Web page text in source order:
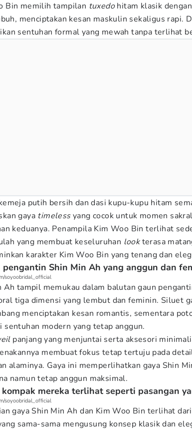
Bin memilih tampilan tuxedohitam klasik
menciptakan kesan maskulin sekaligus rapi.
sentuhan formal yang mewah tanpa terlihat
putih bersih dan dasi kupu-kupu hitam
gaya timelessyang cocok untuk momen
keduanya. Penampila Kim Woo Bin terlihat
yang membuat keseluruhan lookterasa
karakter Kim Woo Bin yang tenang dan
pengantin Shin Min Ah yang anggun dan
soyoobridal_official
Ah tampil memukau dalam balutan gaun
tiga dimensi yang lembut dan feminin. Siluet
menciptakan kesan romantis, sementara
sentuhan modern yang tetap anggun.
panjang yang menjuntai serta aksesori
membuat fokus tetap tertuju pada
alaminya. Gaya ini memperlihatkan gaya Shin
namun tetap anggun maksimal.
kompak mereka terlihat seperti pasangan
soyoobridal_official
gaya Shin Min Ah dan Kim Woo Bin terlihat
sama-sama mengusung konsep klasik dan